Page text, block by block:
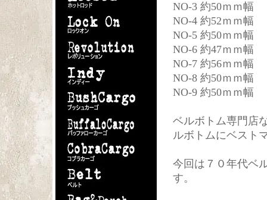
NO-3 約50ｍｍ幅
NO-4 約52ｍｍ幅
NO-5 約50ｍｍ幅
NO-6 約47ｍｍ幅
NO-7 約56ｍｍ幅
NO-8 約50ｍｍ幅
NO-9 約50ｍｍ幅
ベルボトム専門店
ルボトムにベスト
今回は７０年代ベ
す。